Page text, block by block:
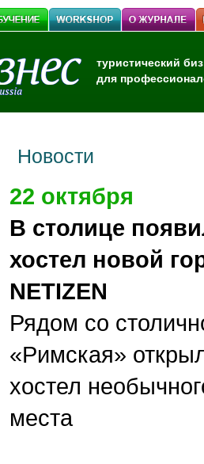
туристический
для
Новости
22 октября
В столице
хостел новой
NETIZEN
Рядом со
«Римская»
хостел
места